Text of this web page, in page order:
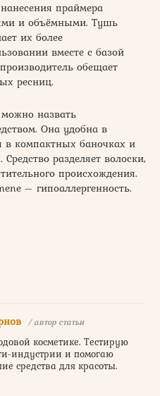
праймера
и объёмными. Тушь
их более
вместе с базой
обещает
ресниц.
назвать
Она удобна в
в компактных баночках и
разделяет волоски,
происхождения.
– гипоаллергенность.
/ автор статьи
косметике. Тестирую
индустрии и помогаю
средства для красоты.